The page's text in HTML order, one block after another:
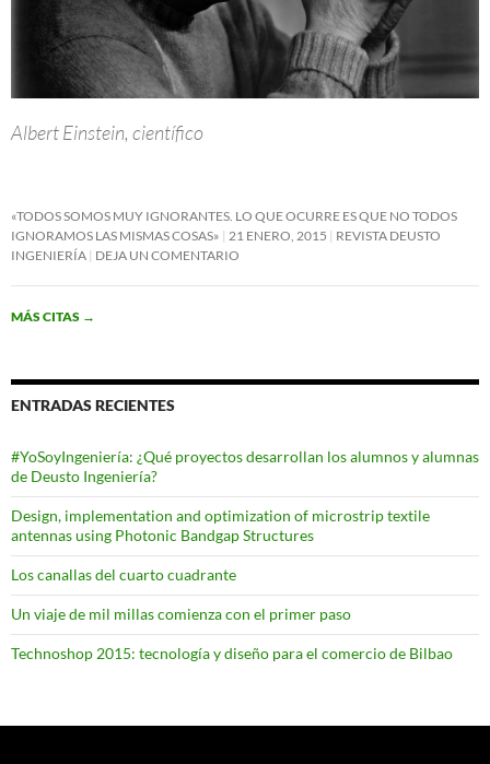
Albert Einstein, científico
«TODOS SOMOS MUY IGNORANTES. LO QUE OCURRE ES QUE NO TODOS
IGNORAMOS LAS MISMAS COSAS»
21 ENERO, 2015
REVISTA DEUSTO
INGENIERÍA DEJA UN COMENTARIO
MÁS CITAS →
ENTRADAS RECIENTES
#YoSoyIngeniería: ¿Qué proyectos desarrollan los alumnos y alumnas
de Deusto Ingeniería?
Design, implementation and optimization of microstrip textile
antennas using Photonic Bandgap Structures
Los canallas del cuarto cuadrante
Un viaje de mil millas comienza con el primer paso
Technoshop 2015: tecnología y diseño para el comercio de Bilbao